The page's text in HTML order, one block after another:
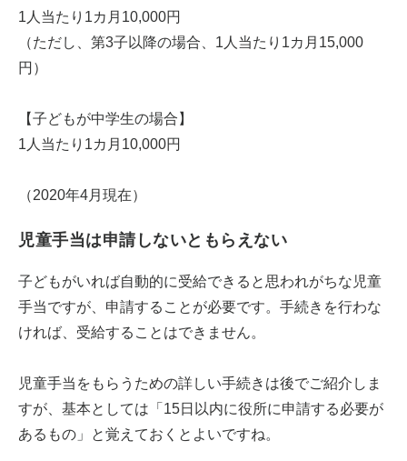
1人当たり1カ月10,000円
（ただし、第3子以降の場合、1人当たり1カ月15,000
円）
【子どもが中学生の場合】
1人当たり1カ月10,000円
（2020年4月現在）
児童手当は申請しないともらえない
子どもがいれば自動的に受給できると思われがちな児童
手当ですが、申請することが必要です。手続きを行わな
ければ、受給することはできません。
児童手当をもらうための詳しい手続きは後でご紹介しま
すが、基本としては「15日以内に役所に申請する必要が
あるもの」と覚えておくとよいですね。